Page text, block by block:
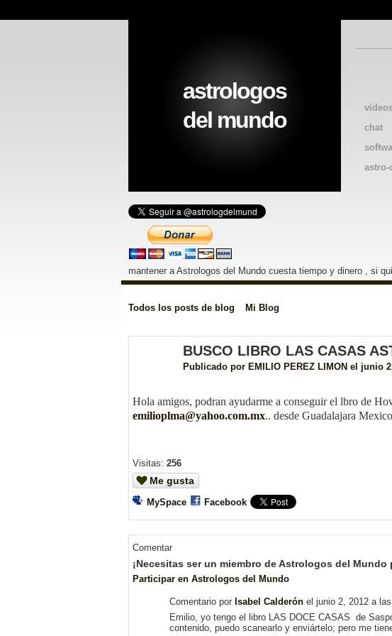
chat
astro-
astrologos
del mundo
mantener a Astrologos del Mundo cuesta tiempo y dinero , si
Todos los posts de blog Mi Blog
BUSCO LIBRO LAS CASAS
Publicado por EMILIO PEREZ LIMON el junio
Hola amigos, podran ayudarme a conseguir el lbro de
emilioplma@yahoo.com.mx.. desde Guadalajara Mexico
Visitas: 256
Me gusta
MySpace Facebook
Comentar
¡Necesitas ser un miembro de Astrologos del
Participar en Astrologos del Mundo
Comentario por Isabel Calderón el junio 2, 2012 a
Emilio, yo tengo el libro LAS DOCE CASAS de
contenido, puedo scanearlo y enviártelo; pero me